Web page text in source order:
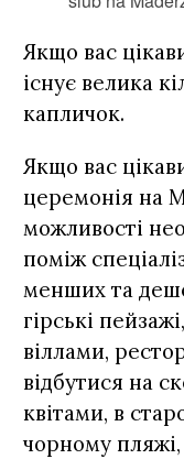
Якщо вас
існує велика
капличок.
Якщо вас
церемонія на
можливості
поміж
менших та
гірські
віллами,
відбутися на
квітами, в
чорному пляжі,